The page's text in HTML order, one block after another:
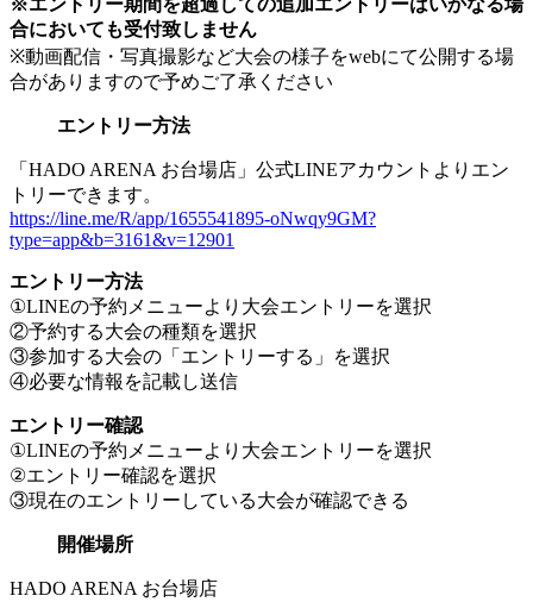
※エントリー期間を超過しての追加エントリーはいかなる場
合においても受付致しません
※動画配信・写真撮影など大会の様子をwebにて公開する場
合がありますので予めご了承ください
エントリー方法
「HADO ARENA お台場店」公式LINEアカウントよりエン
トリーできます。
https://line.me/R/app/1655541895-oNwqy9GM?
type=app&b=3161&v=12901
エントリー方法
①LINEの予約メニューより大会エントリーを選択
②予約する大会の種類を選択
③参加する大会の「エントリーする」を選択
④必要な情報を記載し送信
エントリー確認
①LINEの予約メニューより大会エントリーを選択
②エントリー確認を選択
③現在のエントリーしている大会が確認できる
開催場所
HADO ARENA お台場店